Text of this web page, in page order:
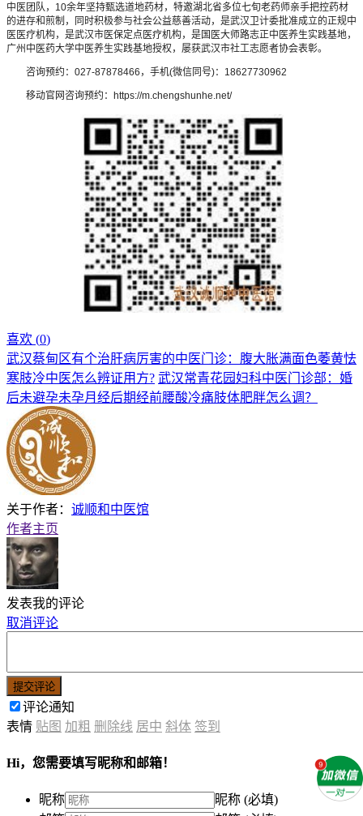
中医团队，10余年坚持甄选道地药材，特邀湖北省多位七旬老药师亲手把控药材
的进存和煎制，同时积极参与社会公益慈善活动，是武汉卫计委批准成立的正规中
医医疗机构，是武汉市医保定点医疗机构，是国医大师路志正中医养生实践基地，
广州中医药大学中医养生实践基地授权，屡获武汉市社工志愿者协会表彰。
咨询预约：027-87878466，手机(微信同号)：18627730962
移动官网咨询预约：https://m.chengshunhe.net/
喜欢 (0)
武汉蔡甸区有个治肝病厉害的中医门诊：腹大胀满面色萎黄怯
寒肢冷中医怎么辨证用方? 武汉常青花园妇科中医门诊部：婚
后未避孕未孕月经后期经前腰酸冷痛肢体肥胖怎么调？
关于作者： 诚顺和中医馆
作者主页
发表我的评论
取消评论
提交评论
评论通知
表情 贴图 加粗 删除线 居中 斜体 签到
Hi，您需要填写昵称和邮箱！
昵称
昵称 (必填)